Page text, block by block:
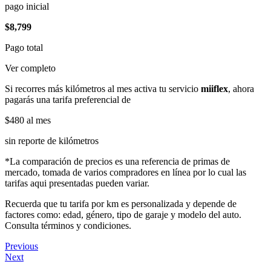
pago inicial
$8,799
Pago total
Ver completo
Si recorres más kilómetros al mes activa tu servicio miiflex, ahora
pagarás una tarifa preferencial de
$480 al mes
sin reporte de kilómetros
*La comparación de precios es una referencia de primas de
mercado, tomada de varios compradores en línea por lo cual las
tarifas aqui presentadas pueden variar.
Recuerda que tu tarifa por km es personalizada y depende de
factores como: edad, género, tipo de garaje y modelo del auto.
Consulta términos y condiciones.
Previous
Next